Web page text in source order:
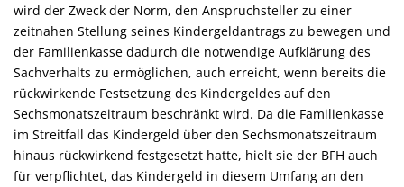
wird der Zweck der Norm, den Anspruchsteller zu einer
zeitnahen Stellung seines Kindergeldantrags zu bewegen und
der Familienkasse dadurch die notwendige Aufklärung des
Sachverhalts zu ermöglichen, auch erreicht, wenn bereits die
rückwirkende Festsetzung des Kindergeldes auf den
Sechsmonatszeitraum beschränkt wird. Da die Familienkasse
im Streitfall das Kindergeld über den Sechsmonatszeitraum
hinaus rückwirkend festgesetzt hatte, hielt sie der BFH auch
für verpflichtet, das Kindergeld in diesem Umfang an den